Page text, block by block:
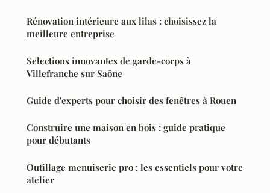
Rénovation intérieure aux lilas : choisissez la
meilleure entreprise
Selections innovantes de garde-corps à
Villefranche sur Saône
Guide d'experts pour choisir des fenêtres à Rouen
Construire une maison en bois : guide pratique
pour débutants
Outillage menuiserie pro : les essentiels pour votre
atelier